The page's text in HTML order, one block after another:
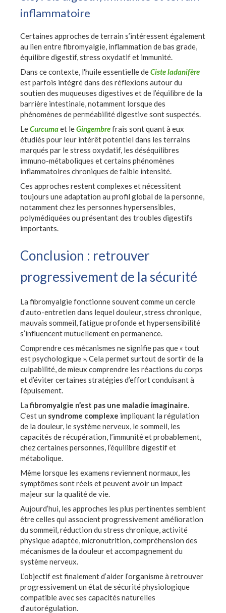
inflammatoire
Certaines approches de terrain s’intéressent également
au lien entre fibromyalgie, inflammation de bas grade,
équilibre digestif, stress oxydatif et immunité.
Dans ce contexte, l'huile essentielle deCiste ladanifère
est parfois intégré dans des réflexions autour du
soutien des muqueuses digestives et de l’équilibre de la
barrière intestinale, notamment lorsque des
phénomènes de perméabilité digestive sont suspectés.
LeCurcumaet leGingembrefrais sont quant à eux
étudiés pour leur intérêt potentiel dans les terrains
marqués par le stress oxydatif, les déséquilibres
immuno-métaboliques et certains phénomènes
inflammatoires chroniques de faible intensité.
Ces approches restent complexes et nécessitent
toujours une adaptation au profil global de la personne,
notamment chez les personnes hypersensibles,
polymédiquées ou présentant des troubles digestifs
importants.
Conclusion : retrouver
progressivement de la sécurité
La fibromyalgie fonctionne souvent comme un cercle
d’auto-entretien dans lequel douleur, stress chronique,
mauvais sommeil, fatigue profonde et hypersensibilité
s’influencent mutuellement en permanence.
Comprendre ces mécanismes ne signifie pas que « tout
est psychologique ». Cela permet surtout de sortir de la
culpabilité, de mieux comprendre les réactions du corps
et d’éviter certaines stratégies d’effort conduisant à
l’épuisement.
Lafibromyalgie n’est pas une maladie imaginaire.
C’est un syndrome complexe impliquant la régulation
de la douleur, le système nerveux, le sommeil, les
capacités de récupération, l’immunité et probablement,
chez certaines personnes, l’équilibre digestif et
métabolique.
Même lorsque les examens reviennent normaux, les
symptômes sont réels et peuvent avoir un impact
majeur sur la qualité de vie.
Aujourd’hui, les approches les plus pertinentes semblent
être celles qui associent progressivement amélioration
du sommeil, réduction du stress chronique, activité
physique adaptée, micronutrition, compréhension des
mécanismes de la douleur et accompagnement du
système nerveux.
L’objectif est finalement d’aider l’organisme à retrouver
progressivement un état de sécurité physiologique
compatible avec ses capacités naturelles
d’autorégulation.